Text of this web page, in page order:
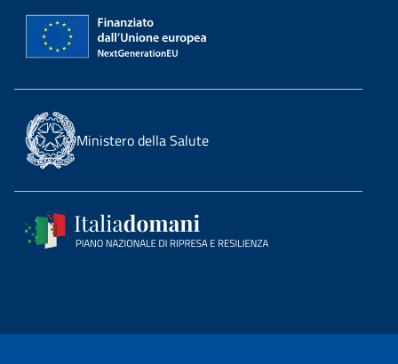
Ministero della Salute